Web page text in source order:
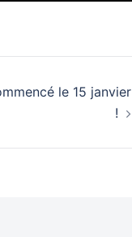
le 15 janvier
!